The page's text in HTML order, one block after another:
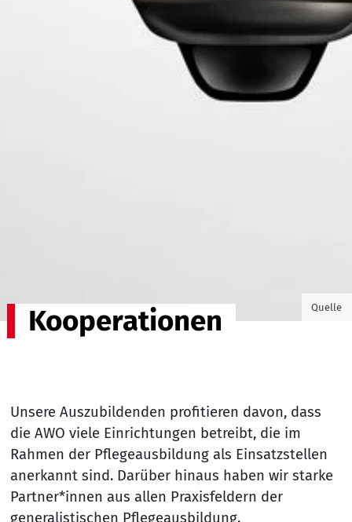
Quelle
Kooperationen
Unsere Auszubildenden profitieren davon, dass
die AWO viele Einrichtungen betreibt, die im
Rahmen der Pflegeausbildung als Einsatzstellen
anerkannt sind. Darüber hinaus haben wir starke
Partner*innen aus allen Praxisfeldern der
generalistischen Pflegeausbildung.